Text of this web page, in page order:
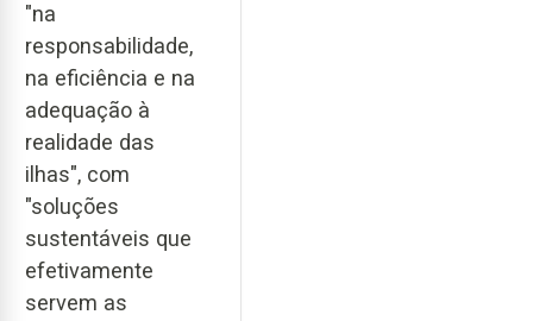
"na
responsabilidade,
na eficiência e na
adequação à
realidade das
ilhas", com
"soluções
sustentáveis que
efetivamente
servem as